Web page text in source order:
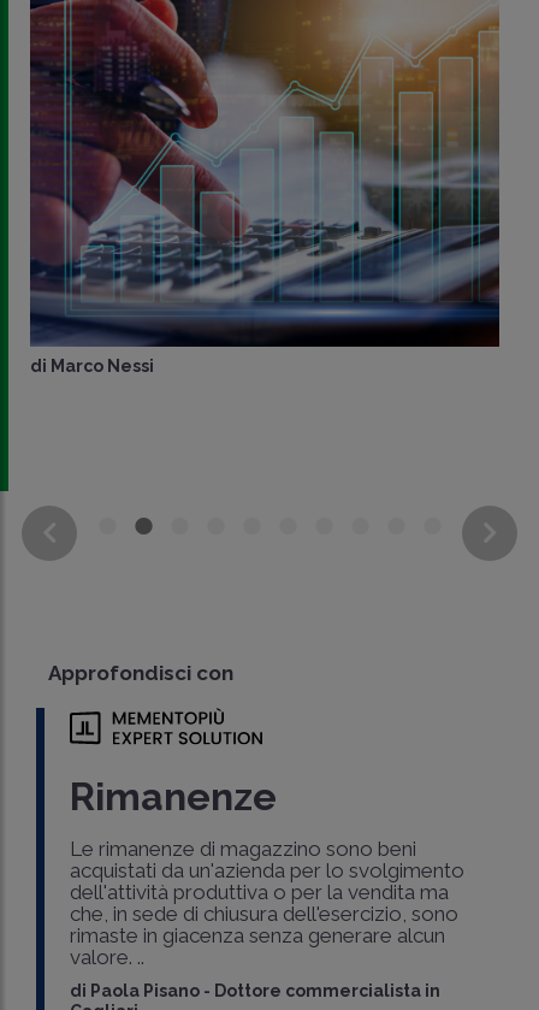
di Marco Nessi
Approfondisci con
Rimanenze
Le rimanenze di magazzino sono beni
acquistati da un'azienda per lo svolgimento
dell'attività produttiva o per la vendita ma
che, in sede di chiusura dell'esercizio, sono
rimaste in giacenza senza generare alcun
valore. ..
di Paola Pisano - Dottore commercialista in